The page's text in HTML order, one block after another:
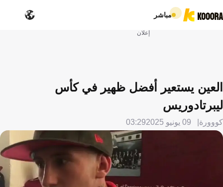
مباشر
إعلان
العين يستعير أفضل ظهير في كأس
ليبرتادوريس
كووورة 09 يونيو 2025 03:29